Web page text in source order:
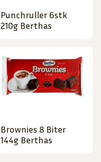
Punchruller 6stk
210g Berthas
Brownies 8 Biter
144g Berthas